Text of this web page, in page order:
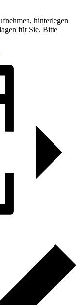
hinterlegen
für Sie. Bitte